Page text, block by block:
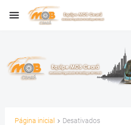
Página inicial Desativados